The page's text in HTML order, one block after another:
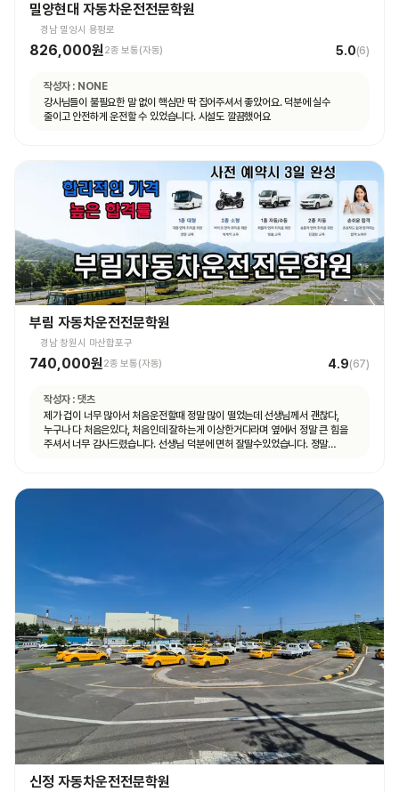
밀양현대 자동차운전전문학원
경남 밀양시 용평로
826,000원2종 보통(자동) 5.0(6)
작성자 : NONE
강사님들이 불필요한 말 없이 핵심만 딱 집어주셔서 좋았어요. 덕분에 실수
줄이고 안전하게 운전할 수 있었습니다. 시설도 깔끔했어요
부림 자동차운전전문학원
경남 창원시 마산합포구
740,000원 2종 보통(자동) 4.9(67)
작성자 : 댓츠
제가 겁이 너무 많아서 처음운전할때 정말 많이 떨었는데 선생님께서 괜찮다,
누구나 다 처음은있다, 처음인데 잘하는게 이상한거다라며 옆에서 정말 큰 힘을
주셔서 너무 감사드렸습니다. 선생님 덕분에 면허 잘딸수있었습니다. 정말
신정 자동차운전전문학원